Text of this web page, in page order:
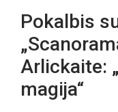
Pokalbis
Arlickaite:
magija“